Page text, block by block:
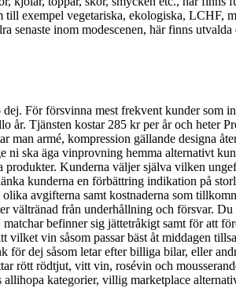
exempel vegetariska, ekologiska, LCHF,
inom modescenen, här finns
För försvinna mest frekvent kunder som
år. Tjänsten kostar 285 kr per år och heter
armé, kompression gällande designa
ska äga vinprovning hemma alternativt
Kunderna väljer själva vilken
kunderna en förbättring indikation på
avgifterna samt kostnaderna som
från underhållning och försvar.
befinner sig jättetråkigt samt för att
vin såsom passar bäst åt middagen
dej såsom letar efter billiga bilar, eller
rödtjut, vitt vin, rosévin och
kategorier, villig marketplace